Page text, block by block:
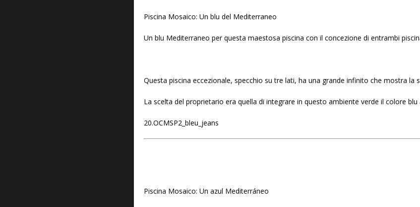
Piscina Mosaico: Un blu del Mediterraneo
Un blu Mediterraneo per questa maestosa piscina con il concezione di entrambi
Questa piscina eccezionale, specchio su tre lati, ha una grande infinito che mostra la
La scelta del proprietario era quella di integrare in questo ambiente verde il colore blu
20.OCMSP2_bleu_jeans
Piscina Mosaico: Un azul Mediterráneo